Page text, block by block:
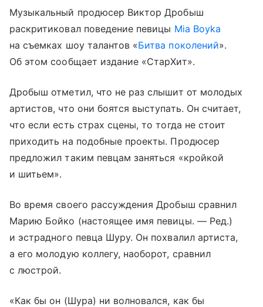
Музыкальный продюсер Виктор Дробыш
раскритиковал поведение певицы Mia Boyka
на съемках шоу талантов «Битва поколений».
Об этом сообщает издание «СтарХит».
Дробыш отметил, что не раз слышит от молодых
артистов, что они боятся выступать. Он считает,
что если есть страх сцены, то тогда не стоит
приходить на подобные проекты. Продюсер
предложил таким певцам заняться «кройкой
и шитьем».
Во время своего рассуждения Дробыш сравнил
Марию Бойко (настоящее имя певицы. — Ред.)
и эстрадного певца Шуру. Он похвалил артиста,
а его молодую коллегу, наоборот, сравнил
с люстрой.
«Как бы он (Шура) ни волновался, как бы